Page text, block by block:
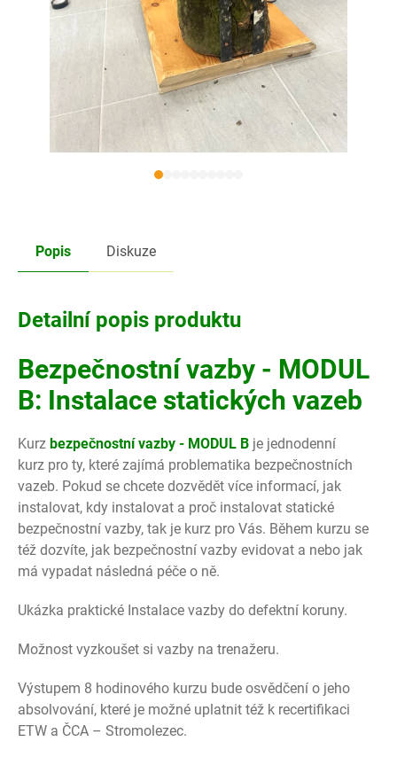
Popis Diskuze
Detailní popis produktu
Bezpečnostní vazby - MODUL
B: Instalace statických vazeb
Kurz bezpečnostní vazby - MODUL B je jednodenní
kurz pro ty, které zajímá problematika bezpečnostních
vazeb. Pokud se chcete dozvědět více informací, jak
instalovat, kdy instalovat a proč instalovat statické
bezpečnostní vazby, tak je kurz pro Vás. Během kurzu se
též dozvíte, jak bezpečnostní vazby evidovat a nebo jak
má vypadat následná péče o ně.
Ukázka praktické Instalace vazby do defektní koruny.
Možnost vyzkoušet si vazby na trenažeru.
Výstupem 8 hodinového kurzu bude osvědčení o jeho
absolvování, které je možné uplatnit též k recertifikaci
ETW a ČCA – Stromolezec.